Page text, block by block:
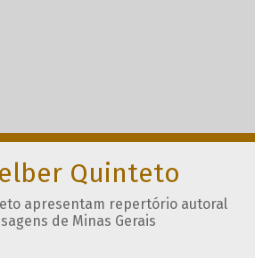
Quinteto
apresentam repertório autoral
de Minas Gerais